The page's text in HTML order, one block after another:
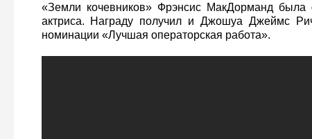
«Земли кочевников» Фрэнсис МакДорманд была
актриса. Награду получил и Джошуа Джеймс
номинации «Лучшая операторская работа».